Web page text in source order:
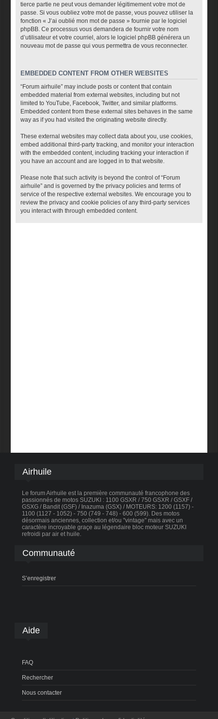
tierce partie ne peut vous demander légitimement votre mot de
passe. Si vous oubliez votre mot de passe, vous pouvez utiliser la
fonction « J’ai oublié mon mot de passe » fournie par le logiciel
phpBB. Ce processus vous demandera de fournir votre nom
d’utilisateur et votre courriel, alors le logiciel phpBB générera un
nouveau mot de passe qui vous permettra de vous reconnecter.
EMBEDDED CONTENT FROM OTHER WEBSITES
“Forum airhuile” may include posts or content that contain
embedded material from external websites, including but not
limited to YouTube, Facebook, Twitter, and similar platforms.
Embedded content from these external sites behaves in the same
way as if you had visited the originating website directly.
These external websites may collect data about you, use cookies,
embed additional third-party tracking, and monitor your interaction
with the embedded content, including tracking your interaction if
you have an account and are logged in to that website.
Please note that such activity is beyond the control of “Forum
airhuile” and is governed by the privacy policies and terms of
service of the respective external websites. We encourage you to
review the privacy and cookie policies of any third-party services
you interact with through embedded content.
Airhuile
Le forum Airhuile est la première communauté francophone des
passionnés de motos SUZUKI : 1100 GSXR / 750 GSXR / GSXF /
GSXG / Bandit (GSF) / Inazuma (GSX) / MOTEURS: 1200 (1157) -
1100 (1127 - 1052) - 750 (749 - 748) - 600 (599). Des motos
désormais anciennes, collection et/ou "vintage" mais avec un
caractère incroyable graçe au légendaire bloc moteur SUZUKI
refroidi par air et huile.
Communauté
S’enregistrer
Aide
FAQ
Rechercher
Nous contacter